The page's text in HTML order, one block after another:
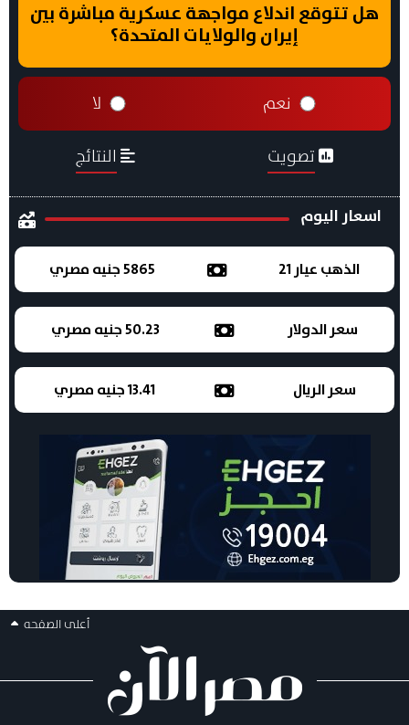
هل تتوقع اندلاع مواجهة عسكرية مباشرة بين
إيران والولايات المتحدة؟
نعم لا
تصويت النتائج
اسعار اليوم
الذهب عيار 21 5865 جنيه مصري
سعر الدولار 50.23 جنيه مصري
سعر الريال 13.41 جنيه مصري
أعلى الصفحه